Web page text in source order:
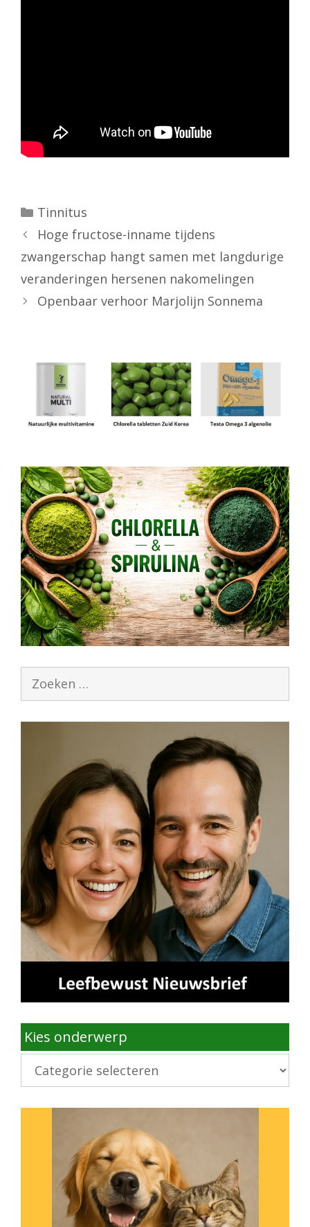
Categorieën
Tinnitus
Hoge fructose-inname tijdens
zwangerschap hangt samen met langdurige
veranderingen hersenen nakomelingen
Openbaar verhoor Marjolijn Sonnema
Zoek
Kies onderwerp
Kies
onderwerp